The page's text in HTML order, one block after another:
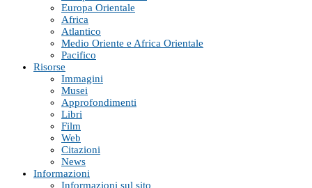
Europa Orientale
Africa
Atlantico
Medio Oriente e Africa Orientale
Pacifico
Risorse
Immagini
Musei
Approfondimenti
Libri
Film
Web
Citazioni
News
Informazioni
Informazioni sul sito